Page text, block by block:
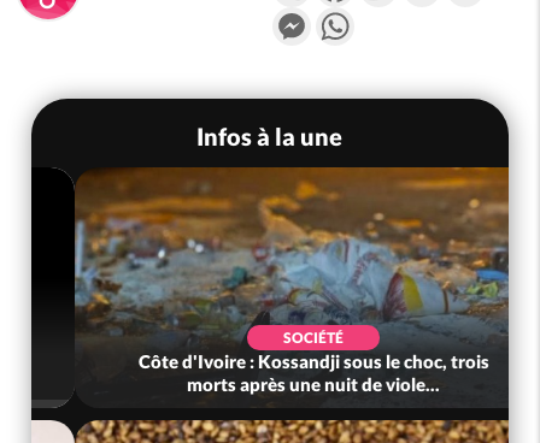
Messenger
Infos à la une
POLITIQUE
Côte d'Ivoire : Indépendance 2026, Yopougon
coeur battant de la célébration...